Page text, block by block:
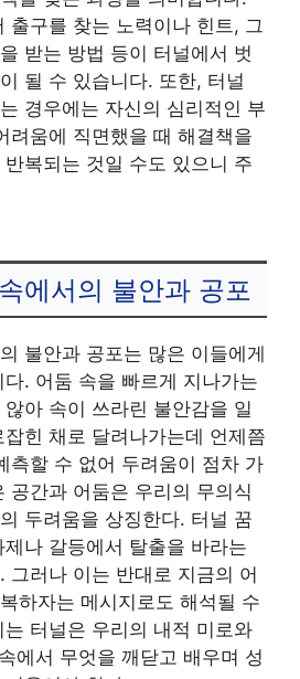
출구를 찾는 노력이나 힌트, 그
받는 방법 등이 터널에서 벗
될 수 있습니다. 또한, 터널
경우에는 자신의 심리적인 부
려움에 직면했을 때 해결책을
복되는 것일 수도 있으니 주
에서의 불안과 공포
불안과 공포는 많은 이들에게
. 어둠 속을 빠르게 지나가는
아 속이 쓰라린 불안감을 일
힌 채로 달려나가는데 언제쯤
측할 수 없어 두려움이 점차 가
공간과 어둠은 우리의 무의식
두려움을 상징한다. 터널 꿈
나 갈등에서 탈출을 바라는
그러나 이는 반대로 지금의 어
하자는 메시지로도 해석될 수
터널은 우리의 내적 미로와
에서 무엇을 깨닫고 배우며 성